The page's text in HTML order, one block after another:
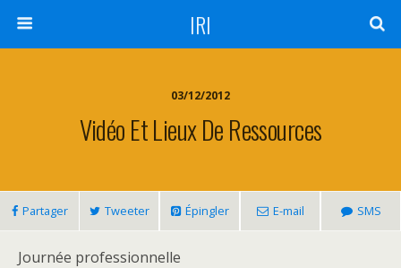
IRI
03/12/2012
Vidéo Et Lieux De Ressources
Partager Tweeter Épingler E-mail SMS
Journée professionnelle